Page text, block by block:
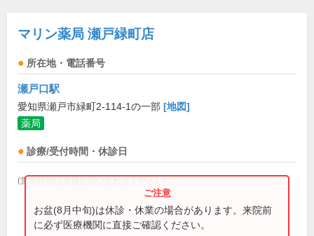
マリン薬局 瀬戸緑町店
所在地・電話番号
瀬戸口駅
愛知県瀬戸市緑町2-114-1の一部 [地図]
薬局
診療/受付時間・休診日
(営業時間は直接お問い合わせください)
お盆(8月中旬)は休診・休業の場合があります。来院前
に必ず医療機関に直接ご確認ください。